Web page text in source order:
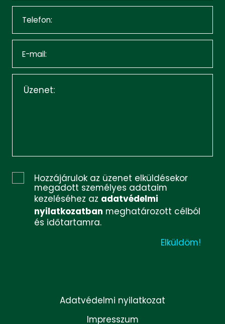
Hozzájárulok az üzenet elküldésekor
megadott személyes adataim
kezeléséhez az adatvédelmi
nyilatkozatban meghatározott célból
és időtartamra.
Adatvédelmi nyilatkozat
Impresszum